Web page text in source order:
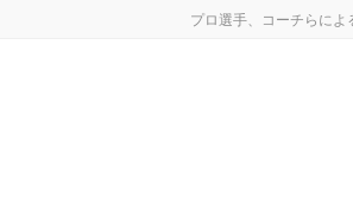
プロ選手、コーチらに